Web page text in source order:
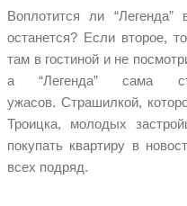
Воплотится ли
останется? Если второе,
там в гостиной и не
а “Легенда” сама
ужасов. Страшилкой,
Троицка, молодых
покупать квартиру в
всех подряд.